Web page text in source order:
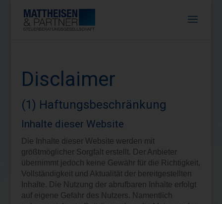
Disclaimer
(1) Haftungsbeschränkung
Inhalte dieser Website
Die Inhalte dieser Website werden mit
größtmöglicher Sorgfalt erstellt. Der Anbieter
übernimmt jedoch keine Gewähr für die Richtigkeit,
Vollständigkeit und Aktualität der bereitgestellten
Inhalte. Die Nutzung der abrufbaren Inhalte erfolgt
auf eigene Gefahr des Nutzers. Namentlich